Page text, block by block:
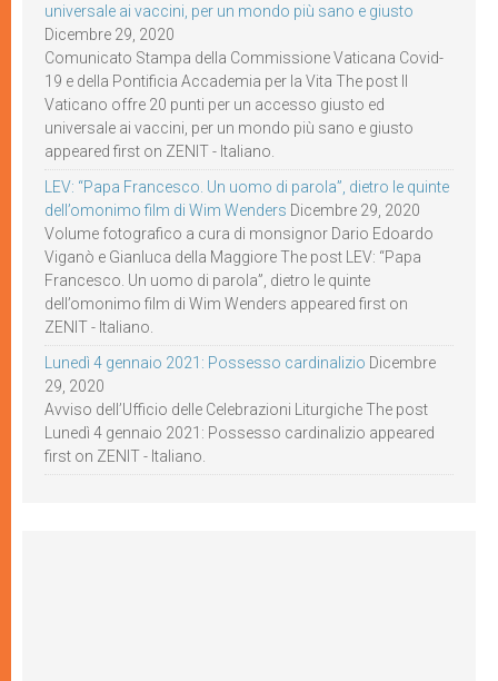
universale ai vaccini, per un mondo più sano e giusto
Dicembre 29, 2020
Comunicato Stampa della Commissione Vaticana Covid-
19 e della Pontificia Accademia per la Vita The post Il
Vaticano offre 20 punti per un accesso giusto ed
universale ai vaccini, per un mondo più sano e giusto
appeared first on ZENIT - Italiano.
LEV: “Papa Francesco. Un uomo di parola”, dietro le quinte
dell’omonimo film di Wim Wenders Dicembre 29, 2020
Volume fotografico a cura di monsignor Dario Edoardo
Viganò e Gianluca della Maggiore The post LEV: “Papa
Francesco. Un uomo di parola”, dietro le quinte
dell’omonimo film di Wim Wenders appeared first on
ZENIT - Italiano.
Lunedì 4 gennaio 2021: Possesso cardinalizio Dicembre
29, 2020
Avviso dell’Ufficio delle Celebrazioni Liturgiche The post
Lunedì 4 gennaio 2021: Possesso cardinalizio appeared
first on ZENIT - Italiano.